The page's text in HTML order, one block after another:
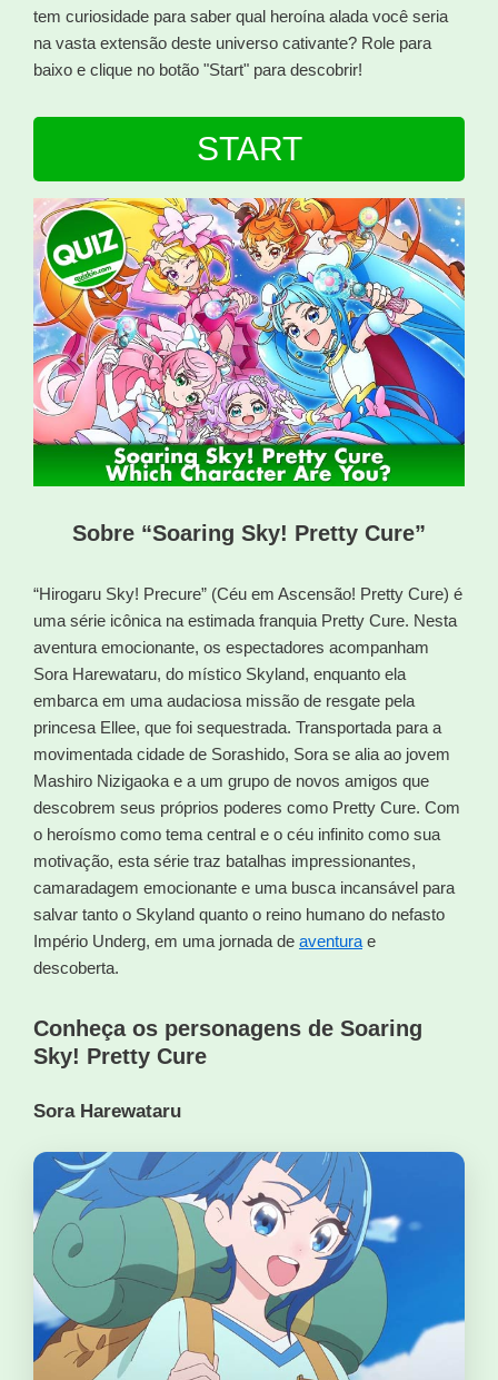
tem curiosidade para saber qual heroína alada você seria
na vasta extensão deste universo cativante? Role para
baixo e clique no botão "Start" para descobrir!
START
Sobre “Soaring Sky! Pretty Cure”
“Hirogaru Sky! Precure” (Céu em Ascensão! Pretty Cure) é
uma série icônica na estimada franquia Pretty Cure. Nesta
aventura emocionante, os espectadores acompanham
Sora Harewataru, do místico Skyland, enquanto ela
embarca em uma audaciosa missão de resgate pela
princesa Ellee, que foi sequestrada. Transportada para a
movimentada cidade de Sorashido, Sora se alia ao jovem
Mashiro Nizigaoka e a um grupo de novos amigos que
descobrem seus próprios poderes como Pretty Cure. Com
o heroísmo como tema central e o céu infinito como sua
motivação, esta série traz batalhas impressionantes,
camaradagem emocionante e uma busca incansável para
salvar tanto o Skyland quanto o reino humano do nefasto
Império Underg, em uma jornada de aventura e
descoberta.
Conheça os personagens de Soaring
Sky! Pretty Cure
Sora Harewataru